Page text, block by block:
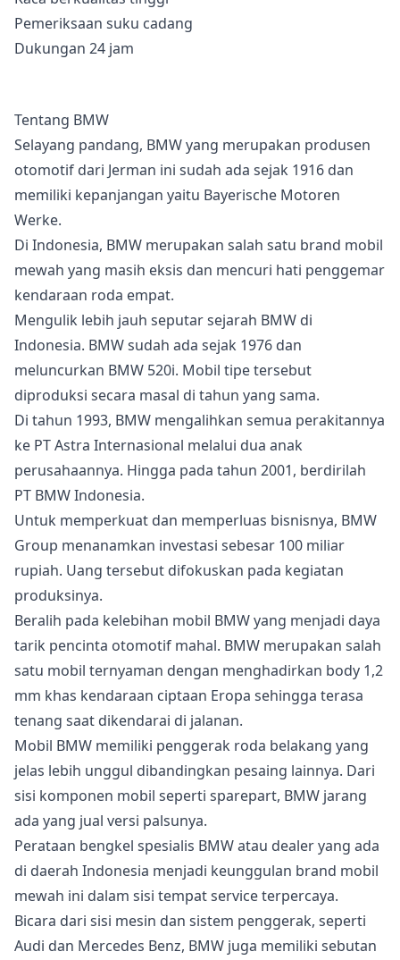
Pemeriksaan suku cadang
Dukungan 24 jam
Tentang BMW
Selayang pandang, BMW yang merupakan produsen
otomotif dari Jerman ini sudah ada sejak 1916 dan
memiliki kepanjangan yaitu Bayerische Motoren
Werke.
Di Indonesia, BMW merupakan salah satu brand mobil
mewah yang masih eksis dan mencuri hati penggemar
kendaraan roda empat.
Mengulik lebih jauh seputar sejarah BMW di
Indonesia. BMW sudah ada sejak 1976 dan
meluncurkan BMW 520i. Mobil tipe tersebut
diproduksi secara masal di tahun yang sama.
Di tahun 1993, BMW mengalihkan semua perakitannya
ke PT Astra Internasional melalui dua anak
perusahaannya. Hingga pada tahun 2001, berdirilah
PT BMW Indonesia.
Untuk memperkuat dan memperluas bisnisnya, BMW
Group menanamkan investasi sebesar 100 miliar
rupiah. Uang tersebut difokuskan pada kegiatan
produksinya.
Beralih pada kelebihan mobil BMW yang menjadi daya
tarik pencinta otomotif mahal. BMW merupakan salah
satu mobil ternyaman dengan menghadirkan body 1,2
mm khas kendaraan ciptaan Eropa sehingga terasa
tenang saat dikendarai di jalanan.
Mobil BMW memiliki penggerak roda belakang yang
jelas lebih unggul dibandingkan pesaing lainnya. Dari
sisi komponen mobil seperti sparepart, BMW jarang
ada yang jual versi palsunya.
Perataan bengkel spesialis BMW atau dealer yang ada
di daerah Indonesia menjadi keunggulan brand mobil
mewah ini dalam sisi tempat service terpercaya.
Bicara dari sisi mesin dan sistem penggerak, seperti
Audi dan Mercedes Benz, BMW juga memiliki sebutan